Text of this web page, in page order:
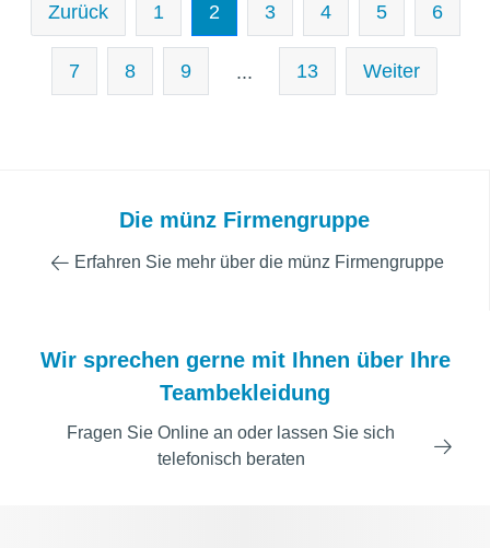
Zurück 1 2 3 4 5 6
7 8 9 ... 13 Weiter
Die münz Firmengruppe
Erfahren Sie mehr über die münz Firmengruppe
Wir sprechen gerne mit Ihnen über Ihre
Teambekleidung
Fragen Sie Online an oder lassen Sie sich
telefonisch beraten